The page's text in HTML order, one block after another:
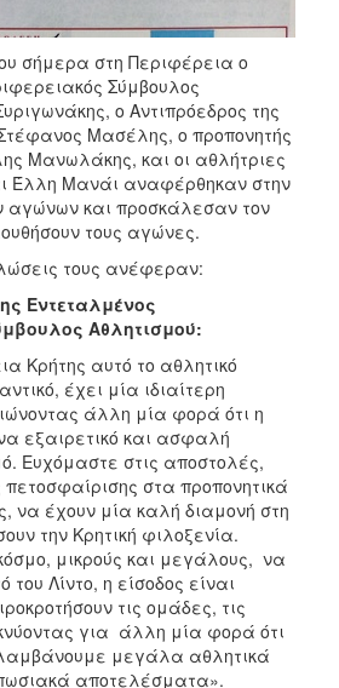
σήμερα στη Περιφέρεια ο
Σύμβουλος
ο Αντιπρόεδρος της
Μασέλης, ο προπονητής
Μανωλάκης, και οι αθλήτριες
Έλλη Μανάι αναφέρθηκαν στην
αγώνων και προσκάλεσαν τον
τους αγώνες.
τους ανέφεραν:
Εντεταλμένος
Αθλητισμού:
Κρήτης αυτό το αθλητικό
έχει μία ιδιαίτερη
άλλη μία φορά ότι η
εξαιρετικό και ασφαλή
Ευχόμαστε στις αποστολές,
πετοσφαίρισης στα προπονητικά
να έχουν μία καλή διαμονή στη
την Κρητική φιλοξενία.
μικρούς και μεγάλους, να
του Λίντο, η είσοδος είναι
τις ομάδες, τις
για άλλη μία φορά ότι
μεγάλα αθλητικά
αποτελέσματα».